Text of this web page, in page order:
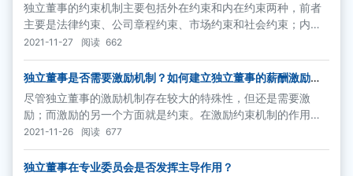
独立董事的约束机制主要包括外在约束和内在约束两种，前者
主要是法律约束、公司章程约束、市场约束和社会约束；内在
约束主要是职业道德约束和声誉约束。这些约束机制也将有形
或者无形地促使独立董事作出客观和公正的决策。
2021-11-27 阅读 662
独立董事是否需要激励机制？如何建立独立董事的薪酬激励机
尽管独立董事的激励机制存在较大的特殊性，但还是需要激
励；而激励的另一个方面就是约束。在激励约束机制的作用
下，独立董事才能更好地发挥其作用。
2021-11-26 阅读 677
独立董事在专业委员会是否发挥主导作用？